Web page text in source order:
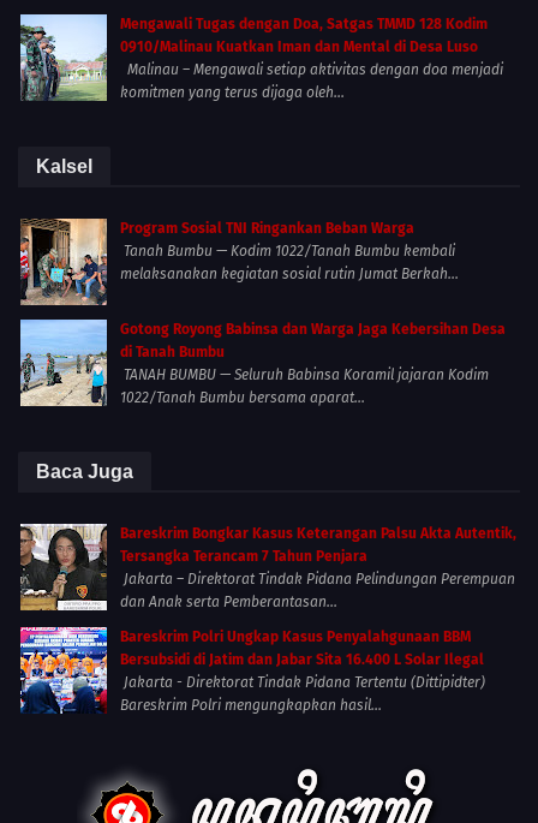
Mengawali Tugas dengan Doa, Satgas TMMD 128 Kodim
0910/Malinau Kuatkan Iman dan Mental di Desa Luso
Malinau – Mengawali setiap aktivitas dengan doa menjadi
komitmen yang terus dijaga oleh...
Kalsel
Program Sosial TNI Ringankan Beban Warga
Tanah Bumbu — Kodim 1022/Tanah Bumbu kembali
melaksanakan kegiatan sosial rutin Jumat Berkah...
Gotong Royong Babinsa dan Warga Jaga Kebersihan Desa
di Tanah Bumbu
TANAH BUMBU — Seluruh Babinsa Koramil jajaran Kodim
1022/Tanah Bumbu bersama aparat...
Baca Juga
Bareskrim Bongkar Kasus Keterangan Palsu Akta Autentik,
Tersangka Terancam 7 Tahun Penjara
Jakarta – Direktorat Tindak Pidana Pelindungan Perempuan
dan Anak serta Pemberantasan...
Bareskrim Polri Ungkap Kasus Penyalahgunaan BBM
Bersubsidi di Jatim dan Jabar Sita 16.400 L Solar Ilegal
Jakarta - Direktorat Tindak Pidana Tertentu (Dittipidter)
Bareskrim Polri mengungkapkan hasil...